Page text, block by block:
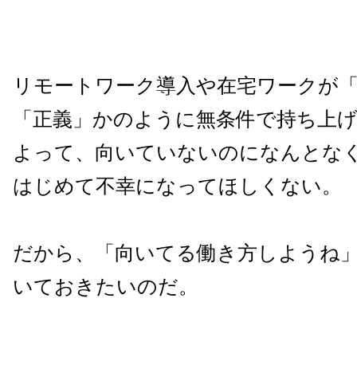
リモートワーク導入や在宅ワークが
「正義」かのように無条件で持ち上
よって、向いていないのになんとな
はじめて不幸になってほしくない。
だから、「向いてる働き方しようね
いておきたいのだ。